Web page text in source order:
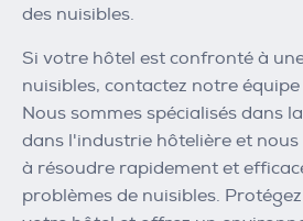
des nuisibles.
Si votre hôtel est confronté à
nuisibles, contactez notre
Nous sommes spécialisés dans
dans l'industrie hôtelière et
à résoudre rapidement et
problèmes de nuisibles.